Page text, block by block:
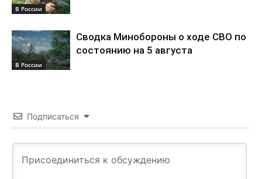
В России
В России
Сводка Минобороны о ходе СВО по
состоянию на 5 августа
Подписаться